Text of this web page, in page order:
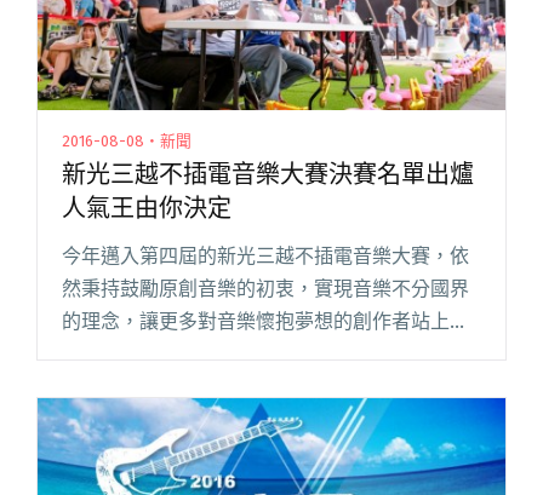
2016-08-08・新聞
新光三越不插電音樂大賽決賽名單出爐
人氣王由你決定
今年邁入第四屆的新光三越不插電音樂大賽，依
然秉持鼓勵原創音樂的初衷，實現音樂不分國界
的理念，讓更多對音樂懷抱夢想的創作者站上舞
台，傳遞音樂的熱度。北、中、南的分區複賽已
穎而出，即將在 8/28 閱讀全文 "新光三越不插電
音樂大賽決賽名單出爐 人氣王由你決定"